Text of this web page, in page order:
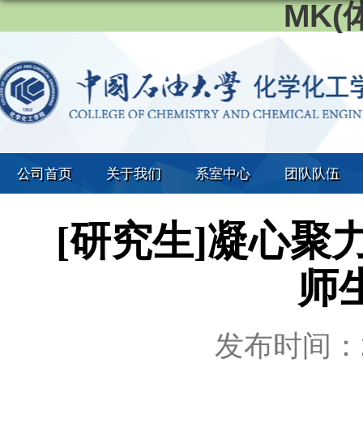
MK(
公司首页 关于我们 系室中心 团队队伍
[研究生]凝心聚
师
发布时间